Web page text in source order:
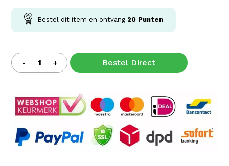
Bestel dit item en ontvang 20 Punten
Bestel Direct